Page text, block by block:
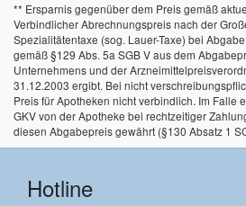
** Ersparnis gegenüber dem Preis gemäß
Verbindlicher Abrechnungspreis nach der
Spezialitätentaxe (sog. Lauer-Taxe) bei
gemäß §129 Abs. 5a SGB V aus dem
Unternehmens und der
31.12.2003 ergibt. Bei nicht
Preis für Apotheken nicht verbindlich. Im Falle
GKV von der Apotheke bei rechtzeitiger
diesen Abgabepreis gewährt (§130 Absatz 1
Hotline